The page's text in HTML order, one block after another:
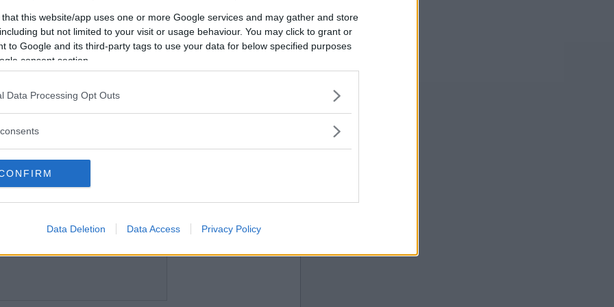
that this website/app uses one or more Google services and may gather and store
but not limited to your visit or usage behaviour. You may click to grant or
to Google and its third-party tags to use your data for below specified purposes
consent section.
Data Processing Opt Outs
Data Deletion Data Access Privacy Policy
grejer i ditt förråd, räcker det inte nu?
enorma samling av tomma snusdosor?
Vill du bli
medlem?